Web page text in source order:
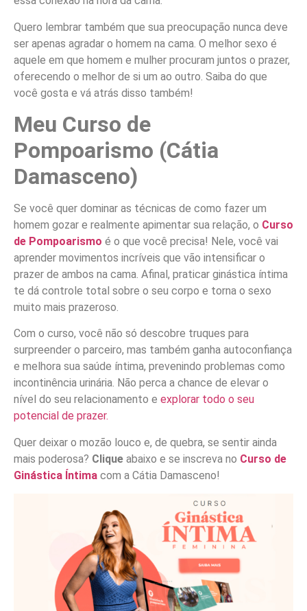
Quero lembrar também que sua preocupação nunca deve
ser apenas agradar o homem na cama. O melhor sexo é
aquele em que homem e mulher procuram juntos o prazer,
oferecendo o melhor de si um ao outro. Saiba do que
você gosta e vá atrás disso também!
Meu Curso de
Pompoarismo (Cátia
Damasceno)
Se você quer dominar as técnicas de como fazer um
homem gozar e realmente apimentar sua relação, o Curso
de Pompoarismo é o que você precisa! Nele, você vai
aprender movimentos incríveis que vão intensificar o
prazer de ambos na cama. Afinal, praticar ginástica íntima
te dá controle total sobre o seu corpo e torna o sexo
muito mais prazeroso.
Com o curso, você não só descobre truques para
surpreender o parceiro, mas também ganha autoconfiança
e melhora sua saúde íntima, prevenindo problemas como
incontinência urinária. Não perca a chance de elevar o
nível do seu relacionamento e explorar todo o seu
potencial de prazer.
Quer deixar o mozão louco e, de quebra, se sentir ainda
mais poderosa? Clique abaixo e se inscreva no Curso de
Ginástica Íntima com a Cátia Damasceno!